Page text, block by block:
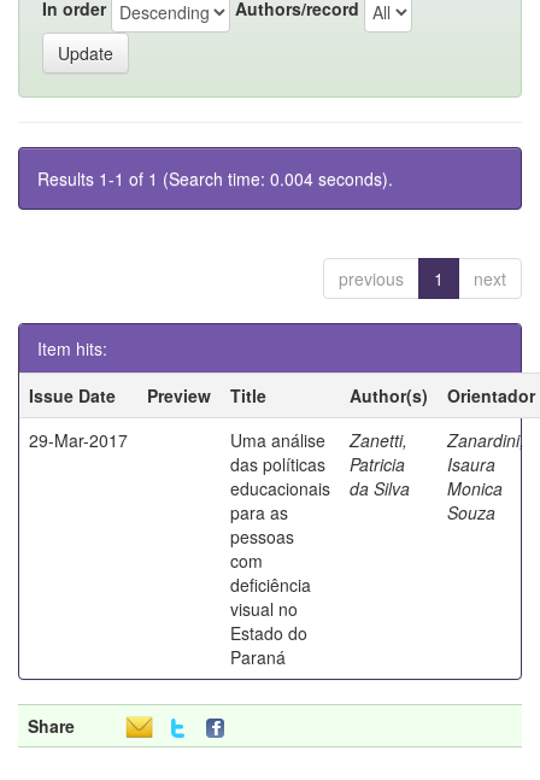
In order Authors/record
Results 1-1 of 1 (Search time: 0.004 seconds).
previous 1 next
Item hits:
Issue Date
Preview Title Author(s)
Orientador
29-Mar-2017
Uma análise
das políticas
educacionais
para as
pessoas
com
deficiência
visual no
Estado do
Paraná
Zanetti,
Patricia
da Silva
Zanardini,
Isaura
Monica
Souza
Share